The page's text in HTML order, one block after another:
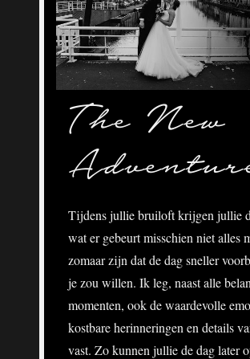
The New
Tijdens jullie bruiloft krijgen jullie
wat er gebeurt misschien niet alles
zomaar zijn dat de dag sneller
je zou willen. Ik leg, naast alle
momenten, ook de waardevolle
kostbare herinneringen en details
vast. Zo kunnen jullie de dag later